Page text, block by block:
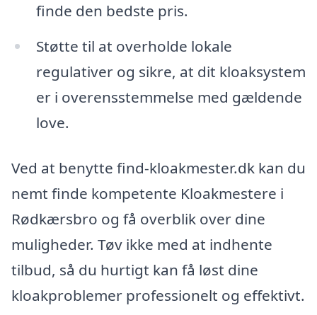
finde den bedste pris.
Støtte til at overholde lokale
regulativer og sikre, at dit kloaksystem
er i overensstemmelse med gældende
love.
Ved at benytte find-kloakmester.dk kan du
nemt finde kompetente Kloakmestere i
Rødkærsbro og få overblik over dine
muligheder. Tøv ikke med at indhente
tilbud, så du hurtigt kan få løst dine
kloakproblemer professionelt og effektivt.